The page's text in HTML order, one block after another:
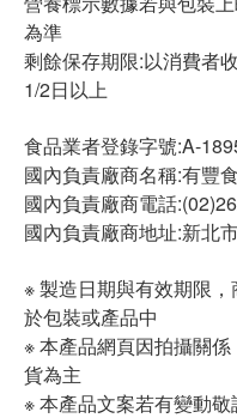
為準
剩餘保存期限:以消費者
1/2日以上
食品業者登錄字號:A-
國內負責廠商名稱:有豐
國內負責廠商電話
國內負責廠商地址:新北
※ 製造日期與有效期限
於包裝或產品中
※ 本產品網頁因拍攝關
貨為主
※ 本產品文案若有變動